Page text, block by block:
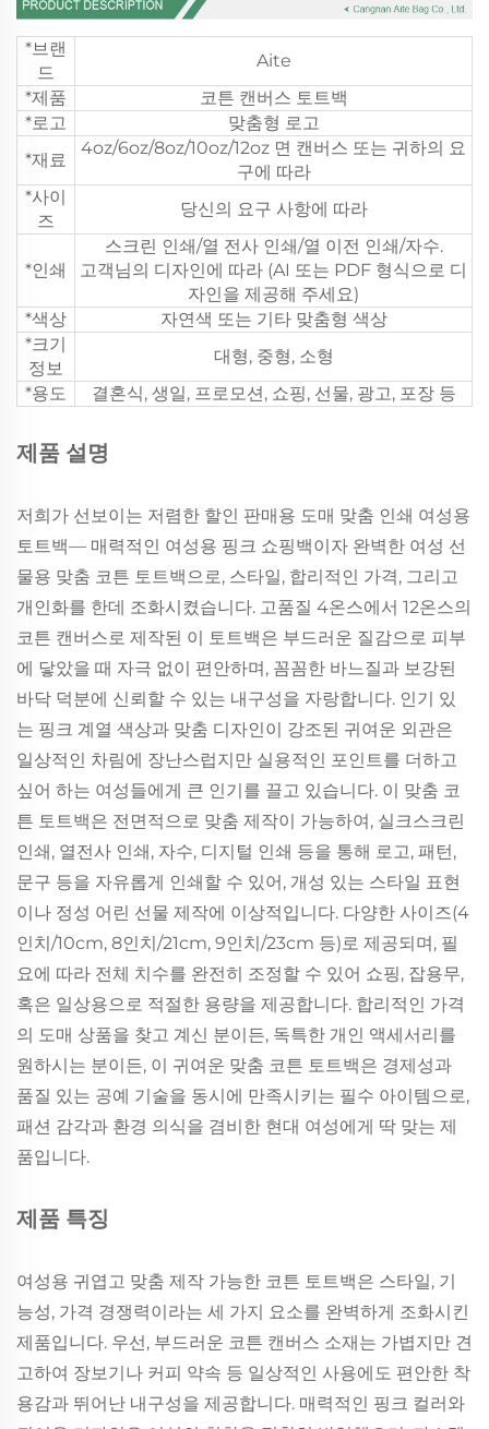
*브랜
드
Aite
*제품
코튼 캔버스 토트백
*로고
맞춤형 로고
*재료
4oz/6oz/8oz/10oz/12oz 면 캔버스 또는 귀하의 요
구에 따라
*사이
즈
당신의 요구 사항에 따라
*인쇄
스크린 인쇄/열 전사 인쇄/열 이전 인쇄/자수.
고객님의 디자인에 따라 (AI 또는 PDF 형식으로 디
자인을 제공해 주세요)
*색상
자연색 또는 기타 맞춤형 색상
*크기
정보
대형, 중형, 소형
*용도
결혼식, 생일, 프로모션, 쇼핑, 선물, 광고, 포장 등
제품 설명
저희가 선보이는 저렴한 할인 판매용 도매 맞춤 인쇄 여성용
토트백— 매력적인 여성용 핑크 쇼핑백이자 완벽한 여성 선
물용 맞춤 코튼 토트백으로, 스타일, 합리적인 가격, 그리고
개인화를 한데 조화시켰습니다. 고품질 4온스에서 12온스의
코튼 캔버스로 제작된 이 토트백은 부드러운 질감으로 피부
에 닿았을 때 자극 없이 편안하며, 꼼꼼한 바느질과 보강된
바닥 덕분에 신뢰할 수 있는 내구성을 자랑합니다. 인기 있
는 핑크 계열 색상과 맞춤 디자인이 강조된 귀여운 외관은
일상적인 차림에 장난스럽지만 실용적인 포인트를 더하고
싶어 하는 여성들에게 큰 인기를 끌고 있습니다. 이 맞춤 코
튼 토트백은 전면적으로 맞춤 제작이 가능하여, 실크스크린
인쇄, 열전사 인쇄, 자수, 디지털 인쇄 등을 통해 로고, 패턴,
문구 등을 자유롭게 인쇄할 수 있어, 개성 있는 스타일 표현
이나 정성 어린 선물 제작에 이상적입니다. 다양한 사이즈(4
인치/10cm, 8인치/21cm, 9인치/23cm 등)로 제공되며, 필
요에 따라 전체 치수를 완전히 조정할 수 있어 쇼핑, 잡용무,
혹은 일상용으로 적절한 용량을 제공합니다. 합리적인 가격
의 도매 상품을 찾고 계신 분이든, 독특한 개인 액세서리를
원하시는 분이든, 이 귀여운 맞춤 코튼 토트백은 경제성과
품질 있는 공예 기술을 동시에 만족시키는 필수 아이템으로,
패션 감각과 환경 의식을 겸비한 현대 여성에게 딱 맞는 제
품입니다.
제품 특징
여성용 귀엽고 맞춤 제작 가능한 코튼 토트백은 스타일, 기
능성, 가격 경쟁력이라는 세 가지 요소를 완벽하게 조화시킨
제품입니다. 우선, 부드러운 코튼 캔버스 소재는 가볍지만 견
고하여 장보기나 커피 약속 등 일상적인 사용에도 편안한 착
용감과 뛰어난 내구성을 제공합니다. 매력적인 핑크 컬러와